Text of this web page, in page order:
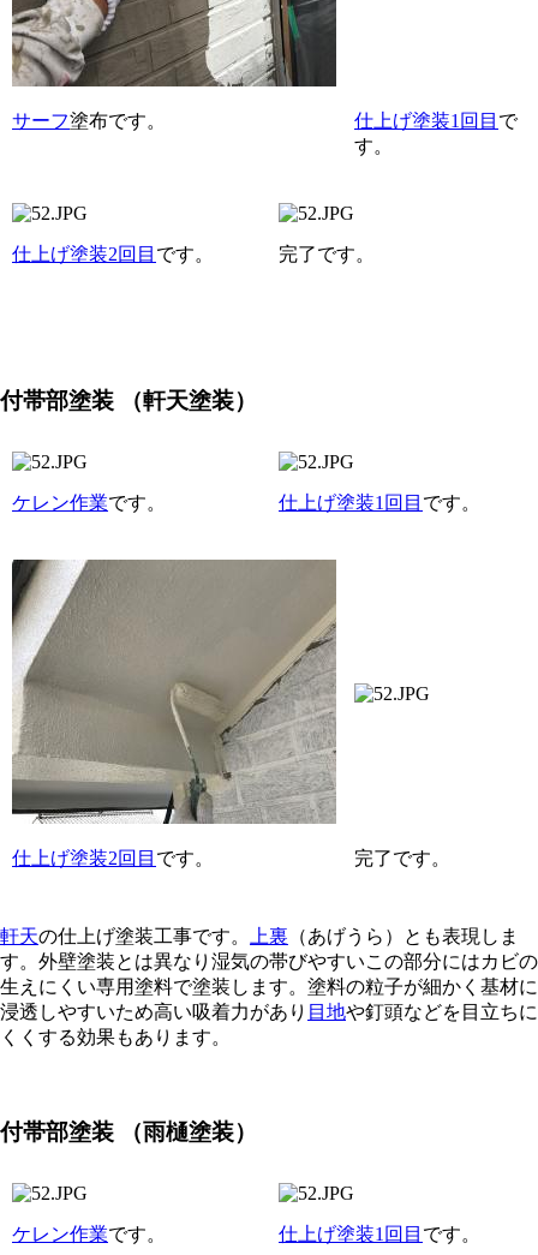
サーフ塗布です。 仕上げ塗装1回目 で
す。
仕上げ塗装2回目 です。 完了です。
付帯部塗装 （軒天塗装）
ケレン作業です。 仕上げ塗装1回目 です。
仕上げ塗装2回目 です。 完了です。
軒天の仕上げ塗装工事です。 上裏 （あげうら）とも表現しま
す。外壁塗装とは異なり湿気の帯びやすいこの部分にはカビの
生えにくい専用塗料で塗装します。塗料の粒子が細かく基材に
浸透しやすいため高い吸着力があり 目地や釘頭などを目立ちに
くくする効果もあります。
付帯部塗装 （雨樋塗装）
ケレン作業です。 仕上げ塗装1回目 です。